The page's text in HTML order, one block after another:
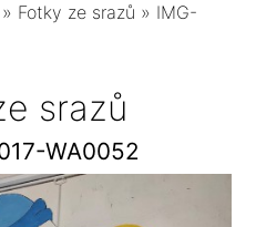
» Fotky ze srazů » IMG-
srazů
WA0052